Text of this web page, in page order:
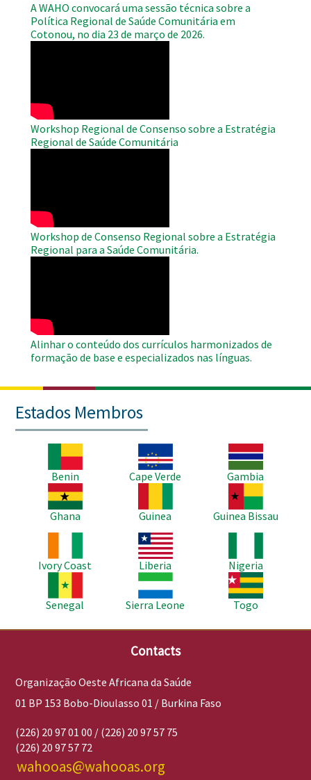
A WAHO convocará uma sessão técnica sobre a
Política Regional de Saúde Comunitária em
Cotonou, no dia 23 de março de 2026.
Workshop Regional de Consenso sobre a Estratégia
Regional de Saúde Comunitária
Workshop de Consenso Regional sobre a Estratégia
Regional para a Saúde Comunitária.
Alinhar o conteúdo dos currículos harmonizados de
formação de base e especializados nas línguas.
Estados Membros
Benin
Imagem
Cape Verde
Imagem
Gambia
Imagem
Ghana
Guinea
Imagem
Guinea Bissau
Ivory Coast
Imagem
Liberia
Nigeria
Imagem
Senegal
Imagem
Sierra Leone
Imagem
Togo
Contacts
Organização Oeste Africana da Saúde
01 BP 153 Bobo-Dioulasso 01 / Burkina Faso
(226) 20 97 01 00 / (226) 20 97 57 75
(226) 20 97 57 72
wahooas@wahooas.org